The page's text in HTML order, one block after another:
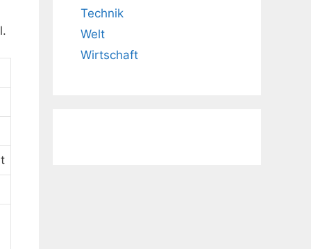
Technik
Welt
Wirtschaft